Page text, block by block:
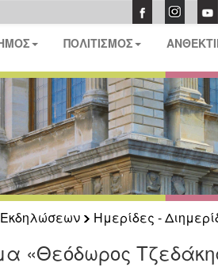
ΠΟΛΙΤΙΣΜΟΣ
Ημερίδες -
«Θεόδωρος